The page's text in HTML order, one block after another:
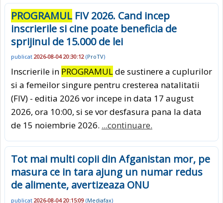
PROGRAMUL FIV 2026. Cand incep
inscrierile si cine poate beneficia de
sprijinul de 15.000 de lei
publicat 2026-08-04 20:30:12 (ProTV)
Inscrierile in PROGRAMULde sustinere a cuplurilor
si a femeilor singure pentru cresterea natalitatii
(FIV) - editia 2026 vor incepe in data 17 august
2026, ora 10:00, si se vor desfasura pana la data
de 15 noiembrie 2026. ...continuare.
Tot mai multi copii din Afganistan mor, pe
masura ce in tara ajung un numar redus
de alimente, avertizeaza ONU
publicat 2026-08-04 20:15:09 (Mediafax)